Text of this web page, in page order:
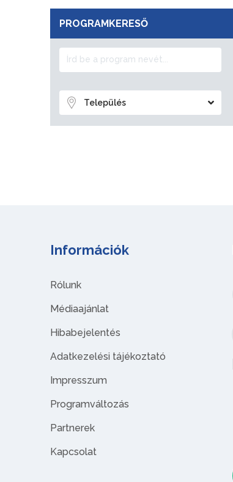
PROGRAMKERESŐ
Település
Információk
Rólunk
Médiaajánlat
Hibabejelentés
Adatkezelési tájékoztató
Impresszum
Programváltozás
Partnerek
Kapcsolat